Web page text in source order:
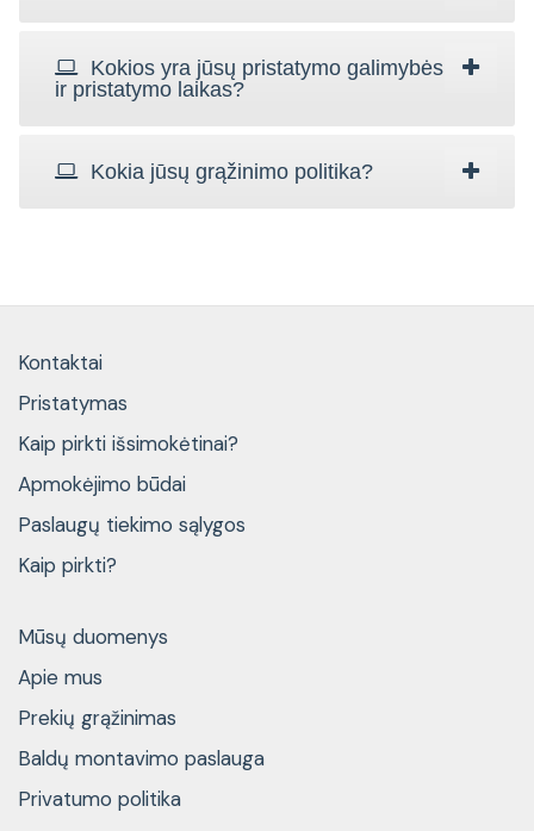
Kokios yra jūsų pristatymo galimybės
ir pristatymo laikas?
Kokia jūsų grąžinimo politika?
Kontaktai
Pristatymas
Kaip pirkti išsimokėtinai?
Apmokėjimo būdai
Paslaugų tiekimo sąlygos
Kaip pirkti?
Mūsų duomenys
Apie mus
Prekių grąžinimas
Baldų montavimo paslauga
Privatumo politika